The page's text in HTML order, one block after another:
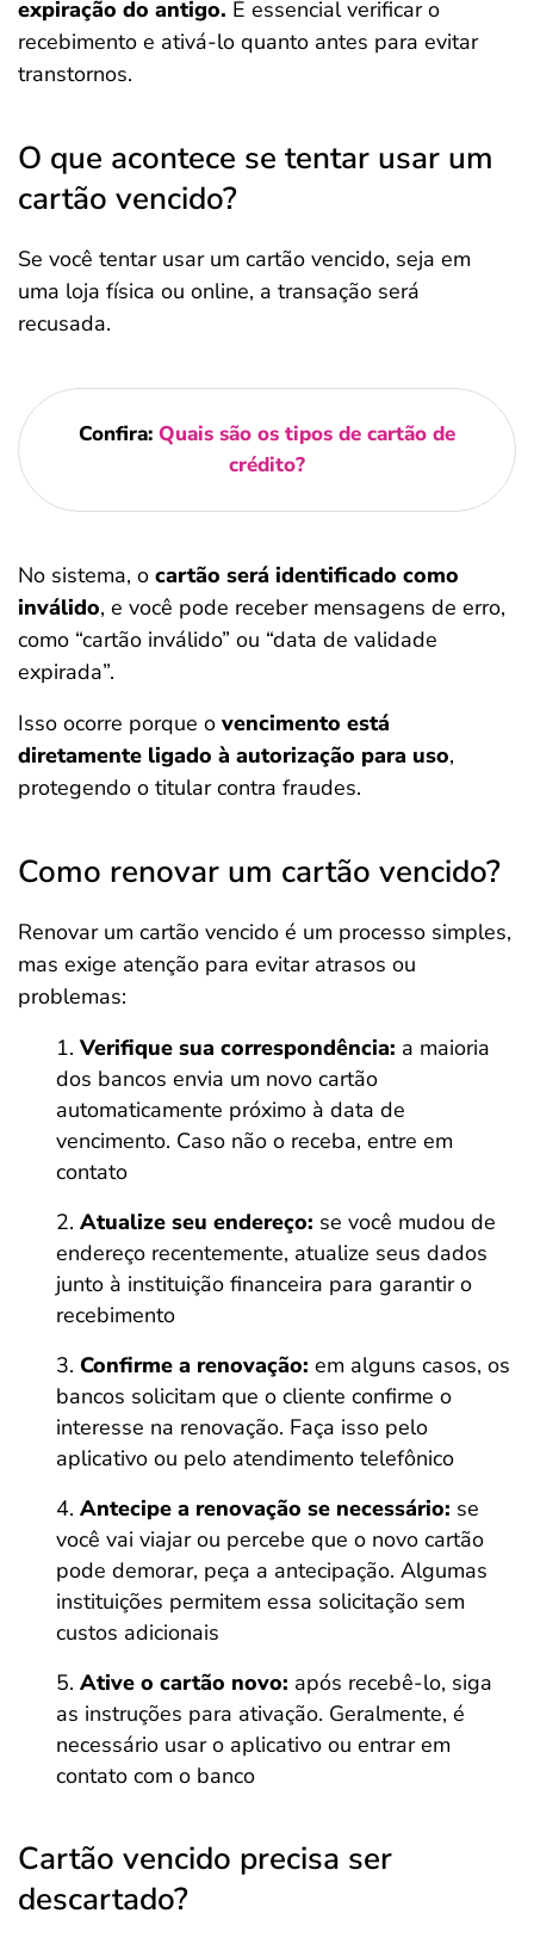
expiração do antigo. É essencial verificar o
recebimento e ativá-lo quanto antes para evitar
transtornos.
O que acontece se tentar usar um
cartão vencido?
Se você tentar usar um cartão vencido, seja em
uma loja física ou online, a transação será
recusada.
Confira: Quais são os tipos de cartão de
crédito?
No sistema, o cartão será identificado como
inválido, e você pode receber mensagens de erro,
como “cartão inválido” ou “data de validade
expirada”.
Isso ocorre porque o vencimento está
diretamente ligado à autorização para uso,
protegendo o titular contra fraudes.
Como renovar um cartão vencido?
Renovar um cartão vencido é um processo simples,
mas exige atenção para evitar atrasos ou
problemas:
Verifique sua correspondência: a maioria
dos bancos envia um novo cartão
automaticamente próximo à data de
vencimento. Caso não o receba, entre em
contato
Atualize seu endereço: se você mudou de
endereço recentemente, atualize seus dados
junto à instituição financeira para garantir o
recebimento
Confirme a renovação: em alguns casos, os
bancos solicitam que o cliente confirme o
interesse na renovação. Faça isso pelo
aplicativo ou pelo atendimento telefônico
Antecipe a renovação se necessário: se
você vai viajar ou percebe que o novo cartão
pode demorar, peça a antecipação. Algumas
instituições permitem essa solicitação sem
custos adicionais
Ative o cartão novo: após recebê-lo, siga
as instruções para ativação. Geralmente, é
necessário usar o aplicativo ou entrar em
contato com o banco
Cartão vencido precisa ser
descartado?